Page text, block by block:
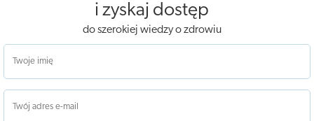
i zyskaj dostęp
do szerokiej wiedzy o zdrowiu